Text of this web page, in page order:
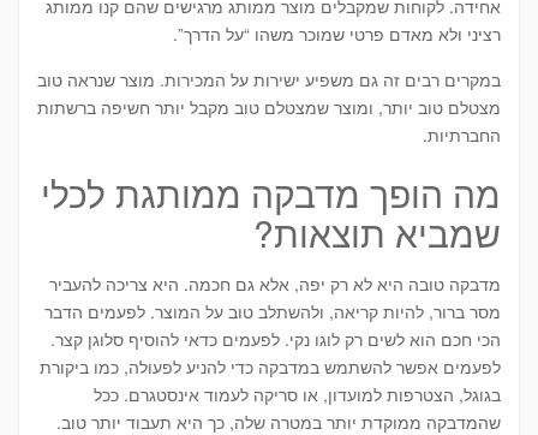
אחידה. לקוחות שמקבלים מוצר ממותג מרגישים שהם קנו ממותג
רציני ולא מאדם פרטי שמוכר משהו “על הדרך”.
במקרים רבים זה גם משפיע ישירות על המכירות. מוצר שנראה טוב
מצטלם טוב יותר, ומוצר שמצטלם טוב מקבל יותר חשיפה ברשתות
החברתיות.
מה הופך מדבקה ממותגת לכלי
שמביא תוצאות?
מדבקה טובה היא לא רק יפה, אלא גם חכמה. היא צריכה להעביר
מסר ברור, להיות קריאה, ולהשתלב טוב על המוצר. לפעמים הדבר
הכי חכם הוא לשים רק לוגו נקי. לפעמים כדאי להוסיף סלוגן קצר.
לפעמים אפשר להשתמש במדבקה כדי להניע לפעולה, כמו ביקורת
בגוגל, הצטרפות למועדון, או סריקה לעמוד אינסטגרם. ככל
שהמדבקה ממוקדת יותר במטרה שלה, כך היא תעבוד יותר טוב.